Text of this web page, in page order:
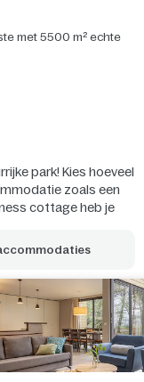
met 5500 m² echte
park! Kies hoeveel
zoals een
cottage heb je